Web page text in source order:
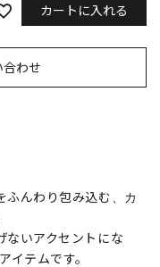
カートに入れる
合わせ
ふんわり包み込む、カ
ないアクセントにな
イテムです。